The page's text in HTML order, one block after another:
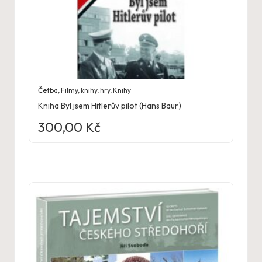
Četba,Filmy, knihy, hry,Knihy
Kniha Byl jsem Hitlerův pilot (Hans Baur)
300,00 Kč